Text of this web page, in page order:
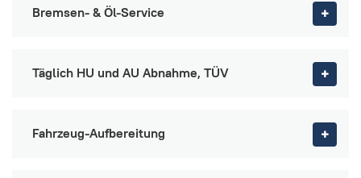
Bremsen- & Öl-Service
Täglich HU und AU Abnahme, TÜV
Fahrzeug-Aufbereitung